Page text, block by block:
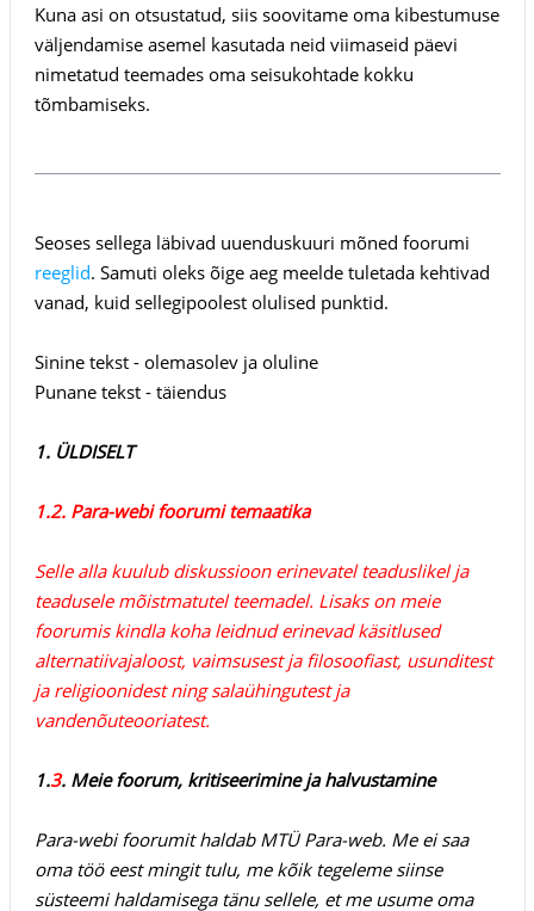
Kuna asi on otsustatud, siis soovitame oma kibestumuse
väljendamise asemel kasutada neid viimaseid päevi
nimetatud teemades oma seisukohtade kokku
tõmbamiseks.
Seoses sellega läbivad uuenduskuuri mõned foorumi
reeglid. Samuti oleks õige aeg meelde tuletada kehtivad
vanad, kuid sellegipoolest olulised punktid.
Sinine tekst - olemasolev ja oluline
Punane tekst - täiendus
1. ÜLDISELT
1.2. Para-webi foorumi temaatika
Selle alla kuulub diskussioon erinevatel teaduslikel ja
teadusele mõistmatutel teemadel. Lisaks on meie
foorumis kindla koha leidnud erinevad käsitlused
alternatiivajaloost, vaimsusest ja filosoofiast, usunditest
ja religioonidest ning salaühingutest ja
vandenõuteooriatest.
1.3. Meie foorum, kritiseerimine ja halvustamine
Para-webi foorumit haldab MTÜ Para-web. Me ei saa
oma töö eest mingit tulu, me kõik tegeleme siinse
süsteemi haldamisega tänu sellele, et me usume oma